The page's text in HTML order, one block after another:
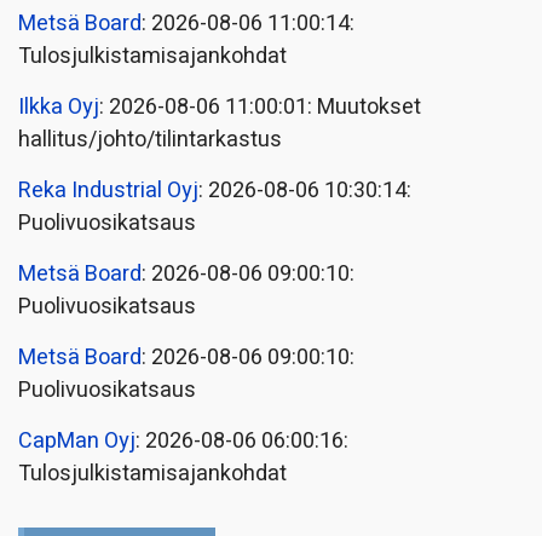
Metsä Board: 2026-08-06 11:00:14:
Tulosjulkistamisajankohdat
Ilkka Oyj: 2026-08-06 11:00:01: Muutokset
hallitus/johto/tilintarkastus
Reka Industrial Oyj: 2026-08-06 10:30:14:
Puolivuosikatsaus
Metsä Board: 2026-08-06 09:00:10:
Puolivuosikatsaus
Metsä Board: 2026-08-06 09:00:10:
Puolivuosikatsaus
CapMan Oyj: 2026-08-06 06:00:16:
Tulosjulkistamisajankohdat